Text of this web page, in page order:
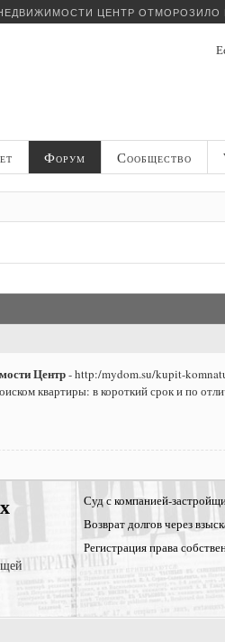
ФЕДЕРАЦИИЦЕНТР ОТМОРОЗИЛО
Форум Сообщество
Центр- http:/mydom.su/kupit-
квартиры: в короткий срок и по
Суд с компанией-
Возврат долгов через
Регистрация права